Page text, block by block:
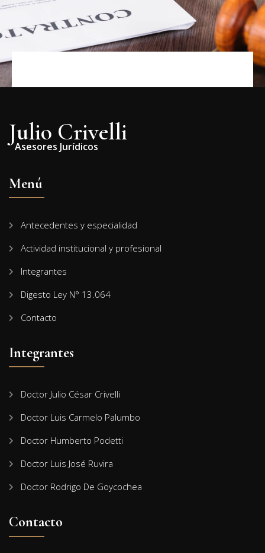
Julio Crivelli
Asesores Jurídicos
Menú
Antecedentes y especialidad
Actividad institucional y profesional
Integrantes
Digesto Ley N° 13.064
Contacto
Integrantes
Doctor Julio César Crivelli
Doctor Luis Carmelo Palumbo
Doctor Humberto Podetti
Doctor Luis José Ruvira
Doctor Rodrigo De Goycochea
Contacto